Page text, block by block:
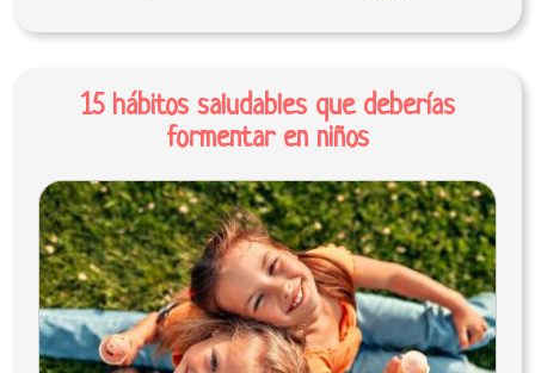
15 hábitos saludables que deberías
formentar en niños